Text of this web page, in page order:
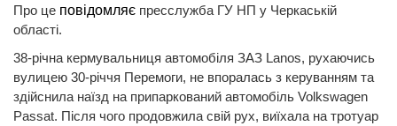
Про це повідомляє пресслужба ГУ НП у Черкаській
області.
38-річна кермувальниця автомобіля ЗАЗ Lanos, рухаючись
вулицею 30-річчя Перемоги, не впоралась з керуванням та
здійснила наїзд на припаркований автомобіль Volkswagen
Passat. Після чого продовжила свій рух, виїхала на тротуар